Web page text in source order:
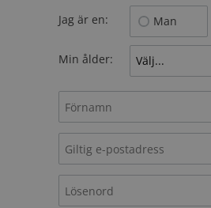
Jag är en: Man
Min ålder: